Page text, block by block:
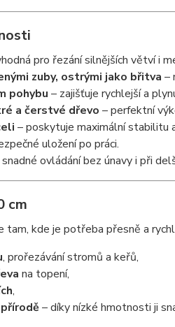
pro řezání silnějších větví i
zuby, ostrými jako břitva –
pohybu – zajišťuje rychlejší a
a čerstvé dřevo – perfektní
– poskytuje maximální stabilitu
uložení po práci.
ovládání bez únavy i při
cm
tam, kde je potřeba přesně a
, prořezávání stromů a keřů,
na topení,
,
– díky nízké hmotnosti ji